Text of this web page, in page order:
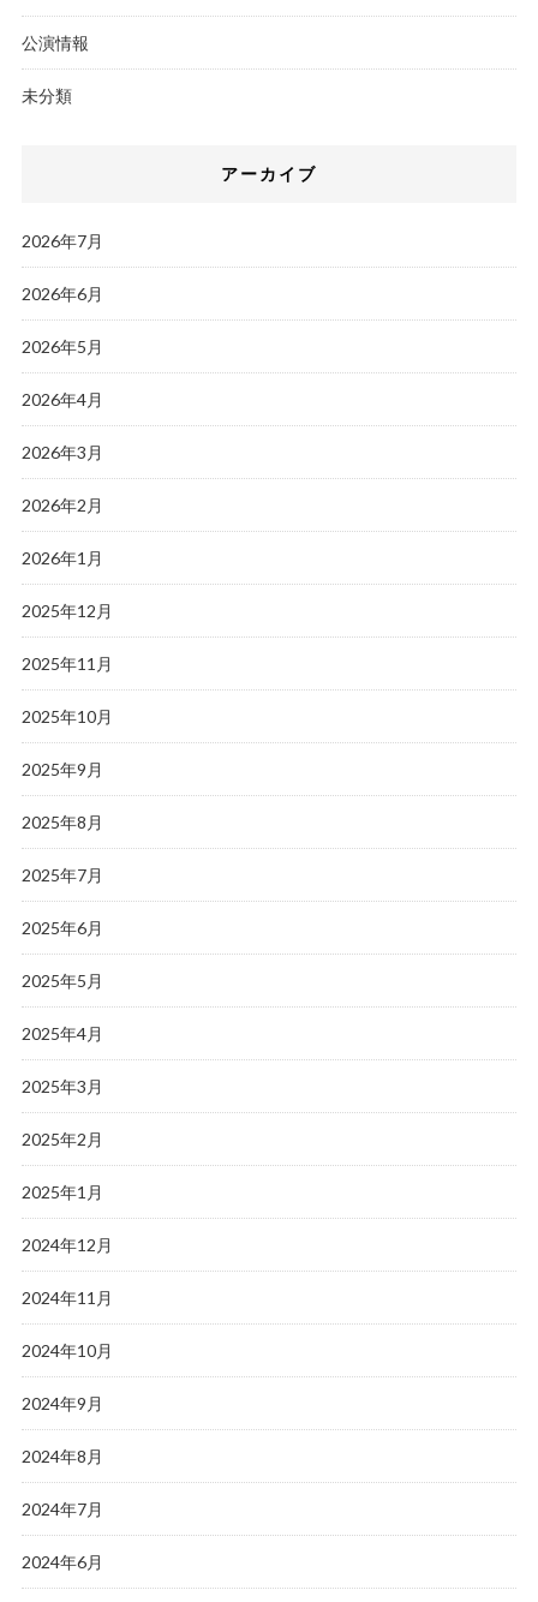
公演情報
未分類
アーカイブ
2026年7月
2026年6月
2026年5月
2026年4月
2026年3月
2026年2月
2026年1月
2025年12月
2025年11月
2025年10月
2025年9月
2025年8月
2025年7月
2025年6月
2025年5月
2025年4月
2025年3月
2025年2月
2025年1月
2024年12月
2024年11月
2024年10月
2024年9月
2024年8月
2024年7月
2024年6月